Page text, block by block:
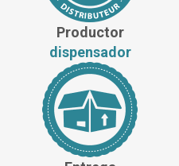
Productor
dispensador